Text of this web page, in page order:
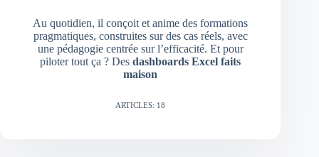
Au quotidien, il conçoit et anime des formations
pragmatiques, construites sur des cas réels, avec
une pédagogie centrée sur l’efficacité. Et pour
piloter tout ça ? Desdashboards Excel faits
maison
ARTICLES: 18